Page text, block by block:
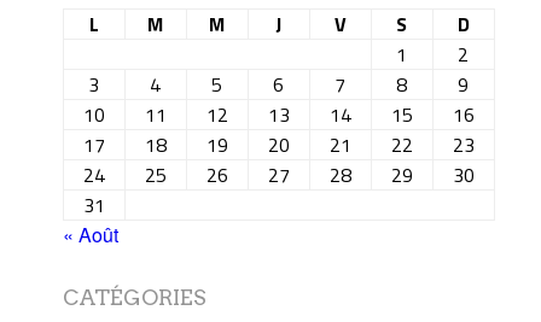
L
M M J V S
D
1
2
3
4 5 6 7 8
9
10
11 12 13 14 15
16
17
18 19 20 21 22
23
24
25 26 27 28 29
30
31
« Août
CATÉGORIES